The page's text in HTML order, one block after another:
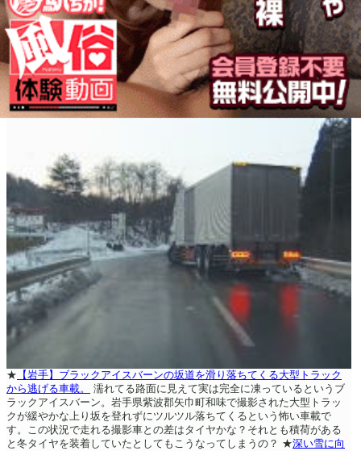
★ 【岩手】ブラックアイスバーンの坂道を滑り落ちてくる大型トラック
から逃げる車載。
濡れてる路面に見えて実は完全に凍っているというブ
ラックアイスバーン。岩手県紫波郡矢巾町和味で撮影された大型トラッ
クが緩やかな上り坂を登れずにツルツル落ちてくるという怖い車載で
す。この状況で走れる撮影車との差はタイヤかな？それとも積荷がある
と冬タイヤを装着していたとしてもこうなってしまうの？ ★深い雪に向